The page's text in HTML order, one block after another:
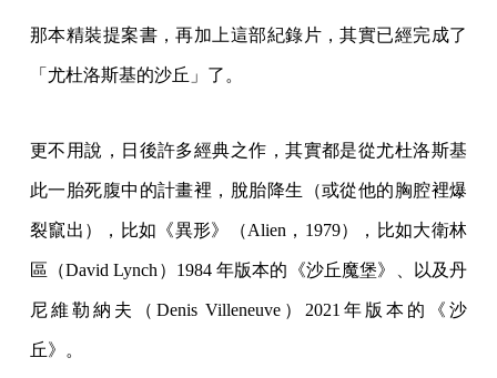
那本精裝提案書，再加上這部紀錄片，其實已經完成了
「尤杜洛斯基的沙丘」了。
更不用說，日後許多經典之作，其實都是從尤杜洛斯基
此一胎死腹中的計畫裡，脫胎降生（或從他的胸腔裡爆
裂竄出），比如《異形》（Alien，1979），比如大衛林
區（David Lynch）1984 年版本的《沙丘魔堡》、以及丹
尼維勒納夫（Denis Villeneuve）2021年版本的《沙
丘》。